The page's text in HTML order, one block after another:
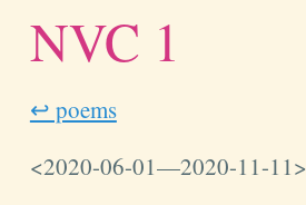
NVC 1
↩ poems
<2020-06-01—2020-11-11>